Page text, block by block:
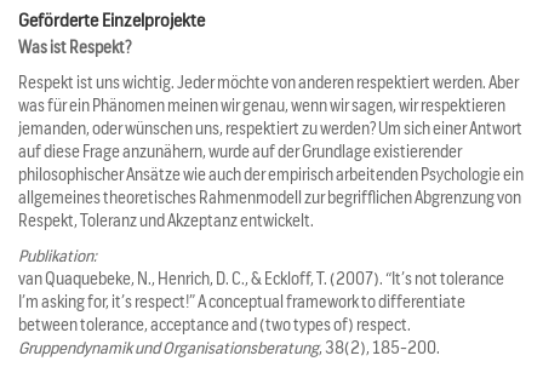
Geförderte Einzelprojekte
Was ist Respekt?
Respekt ist uns wichtig. Jeder möchte von anderen respektiert werden. Aber
was für ein Phänomen meinen wir genau, wenn wir sagen, wir respektieren
jemanden, oder wünschen uns, respektiert zu werden? Um sich einer Antwort
auf diese Frage anzunähern, wurde auf der Grundlage existierender
philosophischer Ansätze wie auch der empirisch arbeitenden Psychologie ein
allgemeines theoretisches Rahmenmodell zur begrifflichen Abgrenzung von
Respekt, Toleranz und Akzeptanz entwickelt.
Publikation:
van Quaquebeke, N., Henrich, D. C., & Eckloff, T. (2007). “It’s not tolerance
I’m asking for, it’s respect!” A conceptual framework to differentiate
between tolerance, acceptance and (two types of) respect.
Gruppendynamik und Organisationsberatung, 38(2), 185-200.